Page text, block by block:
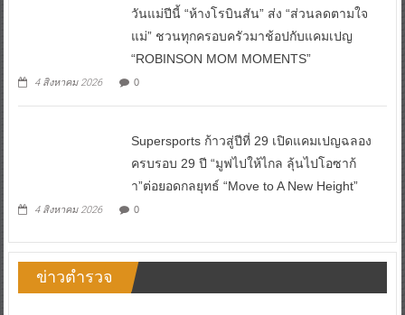
วันแม่ปีนี้ “ห้างโรบินสัน” ส่ง “ส่วนลดตามใจ
แม่” ชวนทุกครอบครัวมาช้อปกับแคมเปญ
“ROBINSON MOM MOMENTS”
4 สิงหาคม 2026 0
Supersports ก้าวสู่ปีที่ 29 เปิดแคมเปญฉลอง
ครบรอบ 29 ปี “มูฟไปให้ไกล ลุ้นไปโอซาก้
า”ต่อยอดกลยุทธ์ “Move to A New Height”
4 สิงหาคม 2026 0
ข่าวตำรวจ